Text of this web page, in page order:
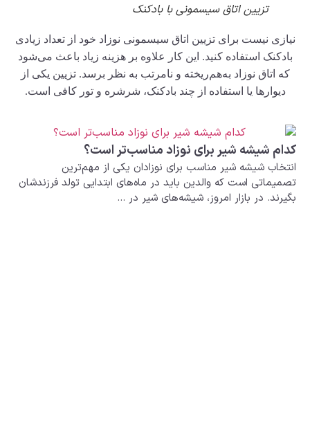
تزیین اتاق سیسمونی با بادکنک
نیست برای تزیین اتاق سیسمونی نوزاد خود از تعداد زیادی
استفاده کنید.این کار علاوه بر هزینه زیاد باعث می‌شود
نوزاد به‌هم‌ریخته و نامرتب به نظر برسد.تزیین یکی از
یا استفاده از چند بادکنک، شرشره و تور کافی است.
شیر برای نوزاد مناسب‌تر است؟
شیشه شیر مناسب برای نوزادان یکی از مهم‌ترین
است که والدین باید در ماه‌های ابتدایی تولد فرزندشان
در بازار امروز، شیشه‌های شیر در ...